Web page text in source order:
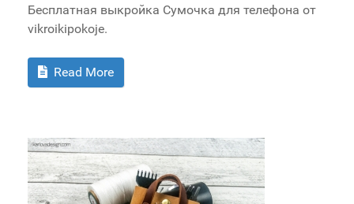
Бесплатная выкройка Сумочка для телефона от
vikroikipokoje.
Read More